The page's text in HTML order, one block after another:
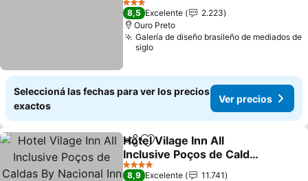
3 Estrellas
8,5 Excelente
2.223
Ouro Preto
Galería de diseño brasileño de mediados de
siglo
Seleccioná las fechas para ver los precios
exactos
Ver precios
CompartirAñadir a favoritos
Hotel Vilage Inn All
Inclusive Poços de Caldas
By Nacional Inn
4 Estrellas
8,9 Excelente
11.741